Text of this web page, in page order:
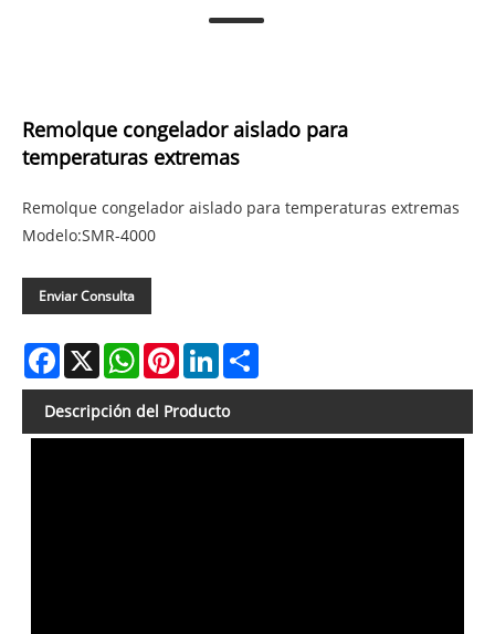
Remolque congelador aislado para
temperaturas extremas
Remolque congelador aislado para temperaturas extremas
Modelo:SMR-4000
Enviar Consulta
Facebook
X WhatsAppPinterestLinkedIn
Descripción del Producto